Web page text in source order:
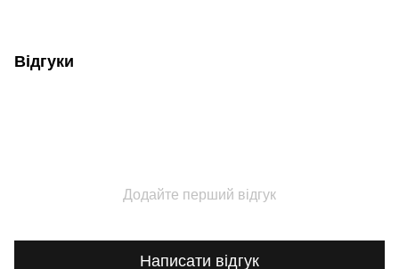
Відгуки
Додайте перший відгук
Написати відгук